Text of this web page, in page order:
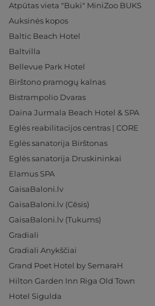
Atpūtas vieta "Buki" MiniZoo BUKS
Auksinės kopos
Baltic Beach Hotel
Baltvilla
Bellevue Park Hotel
Birštono pramogų kalnas
Bistrampolio Dvaras
Daina Jurmala Beach Hotel & SPA
Eglės reabilitacijos centras | CORE
Eglės sanatorija Birštonas
Eglės sanatorija Druskininkai
Elamus SPA
GaisaBaloni.lv
GaisaBaloni.lv (Cēsis)
GaisaBaloni.lv (Tukums)
Gradiali
Gradiali Anykščiai
Grand Poet Hotel by SemaraH
Hilton Garden Inn Riga Old Town
Hotel Sigulda